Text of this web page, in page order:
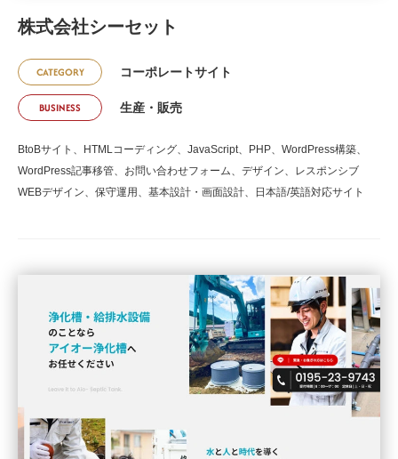
株式会社シーセット
CATEGORY コーポレートサイト
BUSINESS 生産・販売
BtoBサイト、HTMLコーディング、JavaScript、PHP、WordPress構築、
WordPress記事移管、お問い合わせフォーム、デザイン、レスポンシブ
WEBデザイン、保守運用、基本設計・画面設計、日本語/英語対応サイト